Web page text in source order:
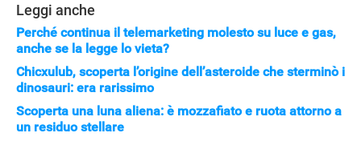
Leggi anche
Perché continua il telemarketing molesto su luce e gas,
anche se la legge lo vieta?
Chicxulub, scoperta l’origine dell’asteroide che sterminò i
dinosauri: era rarissimo
Scoperta una luna aliena: è mozzafiato e ruota attorno a
un residuo stellare